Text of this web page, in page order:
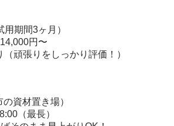
期間3ヶ月）
円〜
頑張りをしっかり評価！）
資材置き場）
（最長）